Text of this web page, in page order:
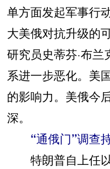
单方面发起军事行
大美俄对抗升级的
研究员史蒂芬·布
系进一步恶化。美
的影响力。美俄今
深。
“通俄门”调查
特朗普自上任以